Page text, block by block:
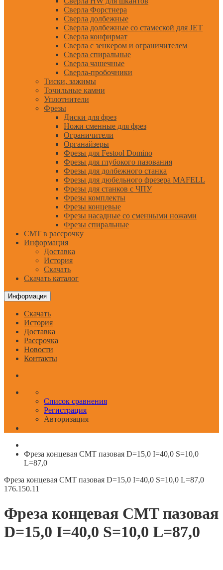
Сверла Форстнера
Сверла долбежные
Сверла долбежные со стамеской для JET
Сверла конфирмат
Сверла с зенкером и ограничителем
Сверла спиральные
Сверла чашечные
Сверла-пробочники
Тиски, зажимы
Точильные камни
Уплотнители
Фрезы
Диски для фрез
Ножи сменные для фрез
Ограничители
Органайзеры
Фрезы для Festool Domino
Фрезы для глубокого пазования
Фрезы для долбежного станка
Фрезы для дюбельного фрезера MAFELL
Фрезы для станков с ЧПУ
Фрезы комплекты
Фрезы концевые
Фрезы насадные со сменными ножами
Фрезы спиральные
CMT в рассрочку
Информация
Доставка
История
Скачать
Скачать каталог
Информация
Скачать
История
Доставка
Рассрочка
Новости
Контакты
Список сравнения
Регистрация
Авторизация
Фреза концевая CMT пазовая D=15,0 I=40,0 S=10,0
L=87,0
Фреза концевая CMT пазовая D=15,0 I=40,0 S=10,0 L=87,0
176.150.11
Фреза концевая CMT пазовая
D=15,0 I=40,0 S=10,0 L=87,0